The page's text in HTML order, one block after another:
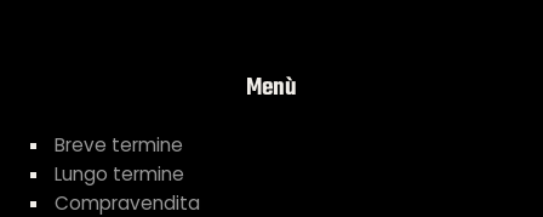
Menù
Breve termine
Lungo termine
Compravendita